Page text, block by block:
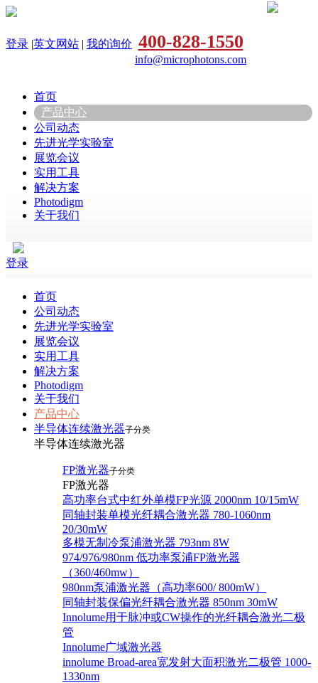
登录 |英文网站 | 我的询价 400-828-1550
info@microphotons.com
首页
产品中心
公司动态
先进光学实验室
展览会议
实用工具
解决方案
Photodigm
关于我们
登录
首页
公司动态
先进光学实验室
展览会议
实用工具
解决方案
Photodigm
关于我们
产品中心
半导体连续激光器子分类
半导体连续激光器
FP激光器子分类
FP激光器
高功率台式中红外单模FP光源 2000nm 10/15mW
同轴封装单模光纤耦合激光器 780-1060nm
20/30mW
多模无制冷泵浦激光器 793nm 8W
974/976/980nm 低功率泵浦FP激光器
（360/460mw）
980nm泵浦激光器（高功率600/ 800mW）
同轴封装保偏光纤耦合激光器 850nm 30mW
Innolume用于脉冲或CW操作的光纤耦合激光二极
管
Innolume广域激光器
innolume Broad-area宽发射大面积激光二极管 1000-
1330nm